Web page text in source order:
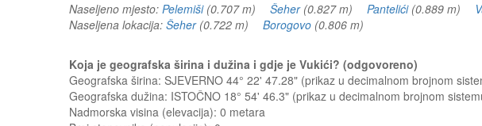
Naseljeno mjesto: Pelemiši(0.707 m) Šeher(0.827 m) Pantelići(0.889 m)
Naseljena lokacija: Šeher(0.722 m) Borogovo (0.806 m)
Koja je geografska širina i dužina i gdje je Vukići? (odgovoreno)
Geografska širina: SJEVERNO 44° 22' 47.28" (prikaz u decimalnom brojnom
Geografska dužina: ISTOČNO 18° 54' 46.3" (prikaz u decimalnom brojnom
Nadmorska visina (elevacija): 0 metara